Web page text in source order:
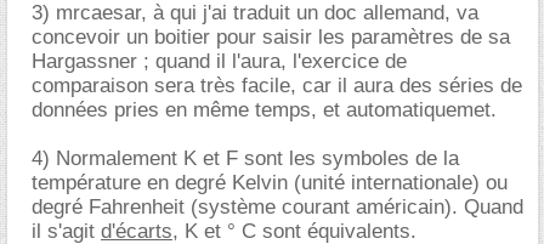
3) mrcaesar, à qui j'ai traduit un doc allemand, va
concevoir un boitier pour saisir les paramètres de sa
Hargassner ; quand il l'aura, l'exercice de
comparaison sera très facile, car il aura des séries de
données pries en même temps, et automatiquemet.
4) Normalement K et F sont les symboles de la
température en degré Kelvin (unité internationale) ou
degré Fahrenheit (système courant américain). Quand
il s'agit d'écarts, K et ° C sont équivalents.